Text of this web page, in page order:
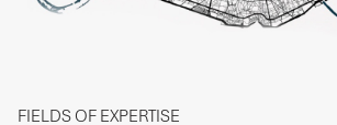
FIELDS OF EXPERTISE